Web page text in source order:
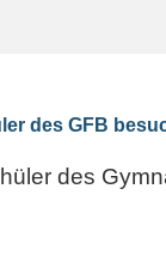
des GFB
des